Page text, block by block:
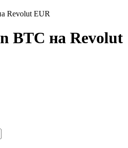
Revolut EUR
BTC на Revolut